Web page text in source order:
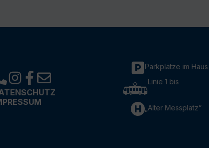
Parkplätze im Haus
Linie 1 bis
„Alter Messplatz“